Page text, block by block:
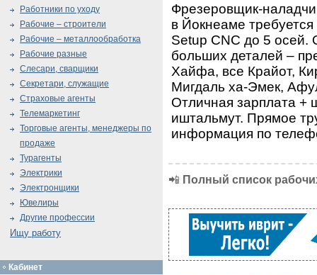
Фрезеровщик-
в Йокнеаме
Setup CNC до 5 осей.
больших деталей –
Хайфа, все Крайот,
Мигдаль ха-Эмек,
Отличная зарплата +
иштальмут. Прямое
информация по
📲 Полный список
Работники по уходу
Рабочие – строители
Рабочие – металлообработка
Рабочие разные
Слесари, сварщики
Секретари, служащие
Страховые агенты
Телемаркетинг
Торговые агенты, менеджеры по
продаже
Турагенты
Электрики
Электронщики
Ювелиры
Другие профессии
Ищу работу
Кабинет